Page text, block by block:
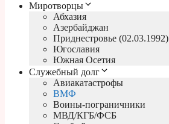
Миротворцы
Абхазия
Азербайджан
Приднестровье (02.03.1992)
Югославия
Южная Осетия
Служебный долг
Авиакатастрофы
ВМФ
Воины-пограничники
МВД/КГБ/ФСБ